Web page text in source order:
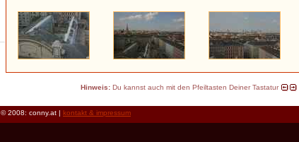
Hinweis:Du kannst auch mit den Pfeiltasten Deiner Tastatur
© 2008: conny.at | kontakt & impressum